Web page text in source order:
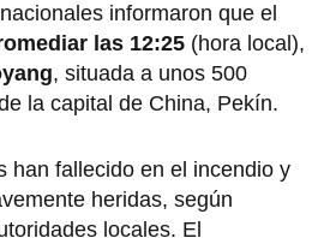
informaron que el
las 12:25 (hora local),
, situada a unos 500
la capital de China, Pekín.
han fallecido en el incendio y
heridas, según
locales. El